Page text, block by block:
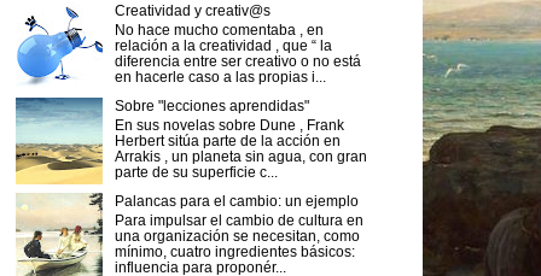
Creatividad y creativ@s
No hace mucho comentaba , en
relación a la creatividad , que “ la
diferencia entre ser creativo o no está
en hacerle caso a las propias i...
Sobre "lecciones aprendidas"
En sus novelas sobre Dune , Frank
Herbert sitúa parte de la acción en
Arrakis , un planeta sin agua, con gran
parte de su superficie c...
Palancas para el cambio: un ejemplo
Para impulsar el cambio de cultura en
una organización se necesitan, como
mínimo, cuatro ingredientes básicos:
influencia para proponér...